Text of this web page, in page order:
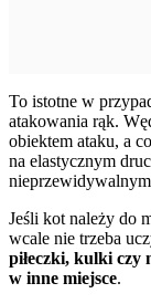
To istotne w
atakowania rąk.
obiektem ataku, a
na elastycznym
Jeśli kot należy do
wcale nie trzeba
piłeczki, kulki czy
w inne miejsce.